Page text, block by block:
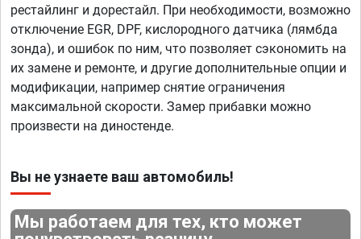
рестайлинг и дорестайл. При необходимости, возможно
отключение EGR, DPF, кислородного датчика (лямбда
зонда), и ошибок по ним, что позволяет сэкономить на
их замене и ремонте, и другие дополнительные опции и
модификации, например снятие ограничения
максимальной скорости. Замер прибавки можно
произвести на диностенде.
Вы не узнаете ваш автомобиль!
Мы работаем для тех, кто может